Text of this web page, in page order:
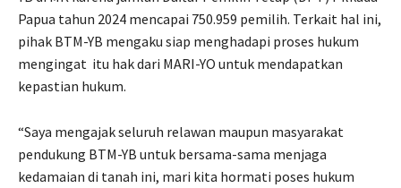
Papua tahun 2024 mencapai 750.959 pemilih. Terkait hal ini,
pihak BTM-YB mengaku siap menghadapi proses hukum
mengingat itu hak dari MARI-YO untuk mendapatkan
kepastian hukum.
“Saya mengajak seluruh relawan maupun masyarakat
pendukung BTM-YB untuk bersama-sama menjaga
kedamaian di tanah ini, mari kita hormati poses hukum